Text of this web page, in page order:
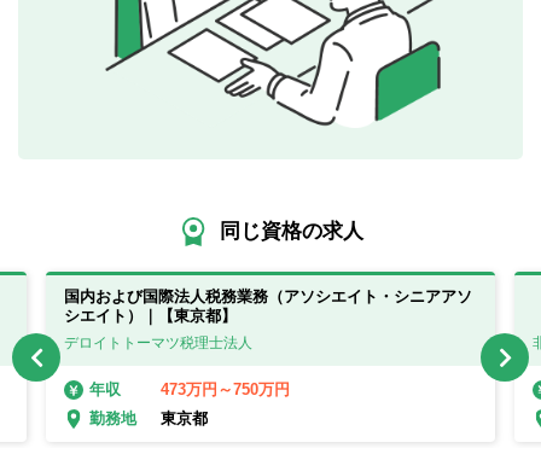
同じ資格の求人
国内および国際法人税務業務（アソシエイト・シニアアソ
シエイト）｜【東京都】
デロイトトーマツ税理士法人
年収
473万円～750万円
勤務地
東京都